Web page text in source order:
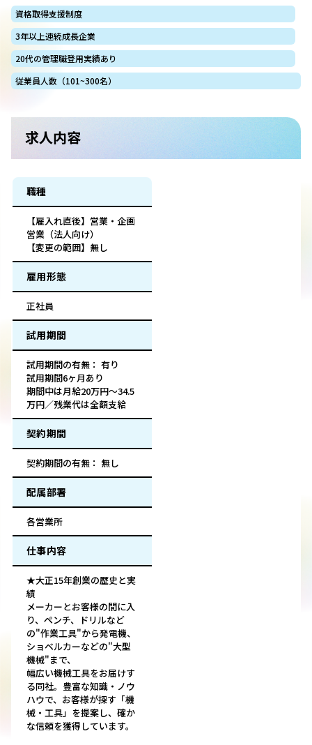
資格取得支援制度
3年以上連続成長企業
20代の管理職登用実績あり
従業員人数（101~300名）
求人内容
職種
【雇入れ直後】営業・企画
営業（法人向け）
【変更の範囲】無し
雇用形態
正社員
試用期間
試用期間の有無： 有り
試用期間6ヶ月あり
期間中は月給20万円～34.5
万円／残業代は全額支給
契約期間
契約期間の有無： 無し
配属部署
各営業所
仕事内容
★大正15年創業の歴史と実
績
メーカーとお客様の間に入
り、ペンチ、ドリルなど
の"作業工具"から発電機、
ショベルカーなどの"大型
機械"まで、
幅広い機械工具をお届けす
る同社。豊富な知識・ノウ
ハウで、お客様が探す「機
械・工具」を提案し、確か
な信頼を獲得しています。